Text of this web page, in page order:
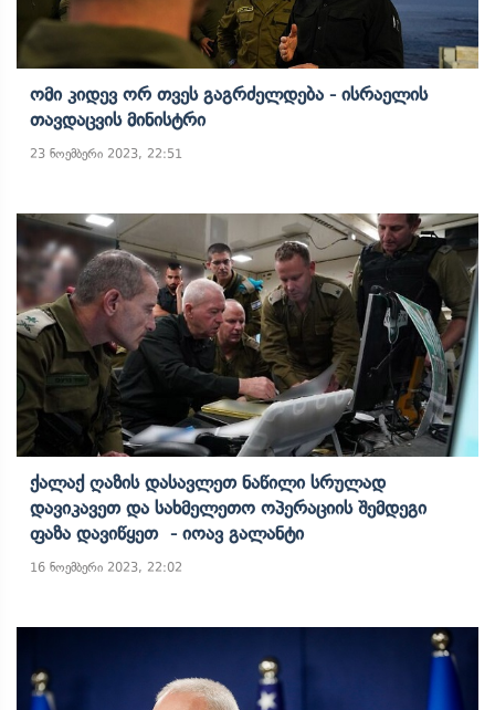
Ომი Კიდევ Ორ Თვეს Გაგრძელდება - Ისრაელის
Თავდაცვის Მინისტრი
23 ნოემბერი 2023, 22:51
Ქალაქ Ღაზის Დასავლეთ Ნაწილი Სრულად
Დავიკავეთ Და Სახმელეთო Ოპერაციის Შემდეგი
Ფაზა Დავიწყეთ - Იოავ Გალანტი
16 ნოემბერი 2023, 22:02